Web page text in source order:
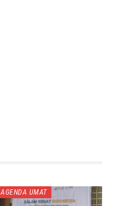
AGENDA UMAT